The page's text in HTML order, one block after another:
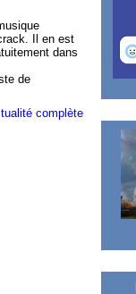
Il en est
dans
de
complète